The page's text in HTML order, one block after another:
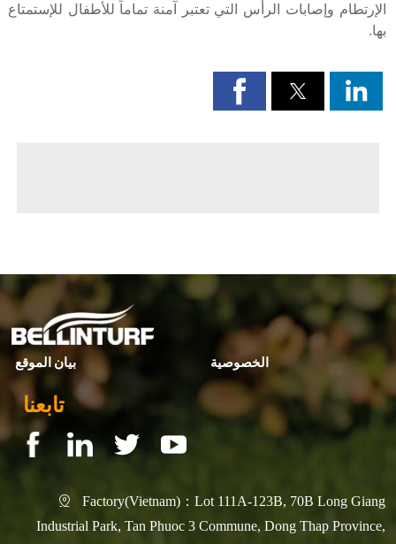
الإرتطام وإصابات الرأس التي تعتبر آمنة تماماً للأطفال للإستمتاع
بها.
بيان الموقع الخصوصية
تابعنا

Factory(Vietnam)：Lot 111A-123B, 70B Long Giang
Industrial Park, Tan Phuoc 3 Commune, Dong Thap Province,